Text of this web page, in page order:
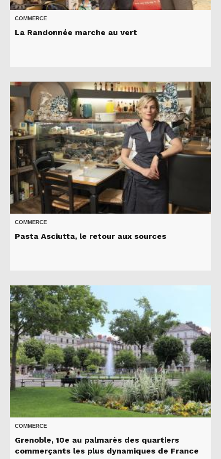
COMMERCE
La Randonnée marche au vert
COMMERCE
Pasta Asciutta, le retour aux sources
COMMERCE
Grenoble, 10e au palmarès des quartiers
commerçants les plus dynamiques de France